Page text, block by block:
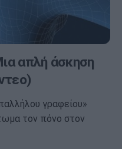
απλή άσκηση
γραφείου»
τον πόνο στον